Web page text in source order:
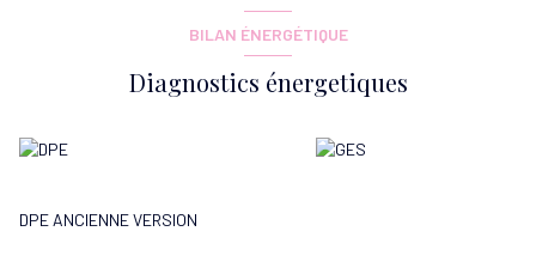
BILAN ÉNERGÉTIQUE
Diagnostics énergetiques
DPE ANCIENNE VERSION